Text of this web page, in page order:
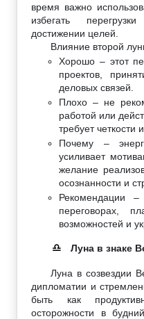
время важно
избегать
достижении целей.
Влияние второй
Хорошо – этот
проектов,
деловых связей.
Плохо – не
работой или
требует четкости
Почему –
усиливает
желание
осознанности и
Рекомендации –
переговорах,
возможностей и
♎ Луна в знаке
Луна в созвездии
дипломатии и
быть как
осторожности в